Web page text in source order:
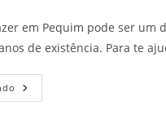
post:
em Pequim pode ser um
de existência. Para te
Passeios
Em